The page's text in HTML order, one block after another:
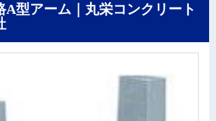
A型アーム｜丸栄コンクリート